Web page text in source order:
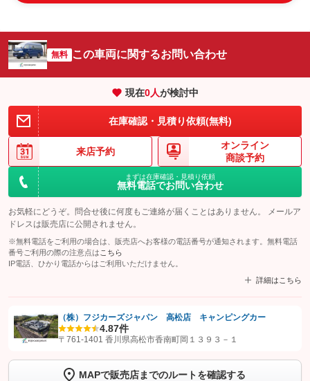
無料 この車両に関するお問い合わせ
現在0人が検討中
在庫確認・見積り依頼(無料)
来店予約
オンライン
商談予約
まずは在庫確認・見積り依頼
無料電話でお問い合わせ
お気軽にどうぞ。問合せ後に何度もご連絡が届くことはありません。 メールア
ドレスは販売店に公開されません。
※無料電話をご利用の場合は、販売店へお客様の電話番号が通知されます。無料電話
番号ご利用の際の注意点は こちら
IP電話、ひかり電話からはご利用いただけません。
詳細はこちら
【STEP1】認証画面でグーネットを友だち追加してから「許可する」ボタンを押
トーク画面で
ボタンをタップして問い合わせを
（株）フジカーズジャパン 高松店 キャンピングカー
4.87件
〒761-1401 香川県高松市香南町岡１３９３－１
MAPで販売店までのルートを確認する